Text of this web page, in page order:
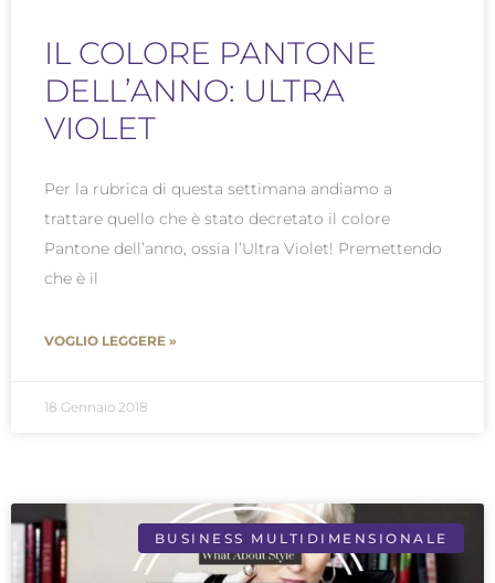
IL COLORE PANTONE
DELL’ANNO: ULTRA
VIOLET
Per la rubrica di questa settimana andiamo a
trattare quello che è stato decretato il colore
Pantone dell’anno, ossia l’Ultra Violet! Premettendo
che è il
VOGLIO LEGGERE »
18 Gennaio 2018
BUSINESS MULTIDIMENSIONALE